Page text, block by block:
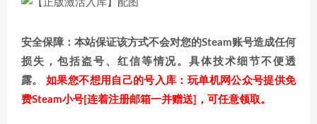
安全保障：本站保证该方式不会对您的Steam账号造成任何
损失，包括盗号、红信等情况。具体技术细节不便透
露。
如果您不想用自己的号入库：玩单机网公众号提供免
费Steam小号[连着注册邮箱一并赠送]，可任意领取。